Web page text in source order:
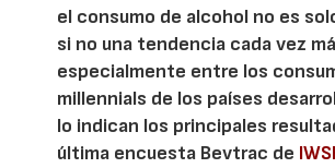
el consumo de alcohol no es
si no una tendencia cada vez
especialmente entre los
millennials de los países
lo indican los principales
última encuesta Bevtrac de